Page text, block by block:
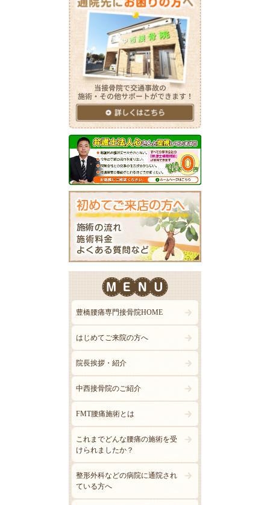
豊橋腰痛専門接骨院HOME
はじめてご来院の方へ
院長挨拶・紹介
中西接骨院のご紹介
FMT腰痛施術とは
これまでどんな腰痛の施術を受
けられましたか？
整形外科などの病院に通院され
ている方へ